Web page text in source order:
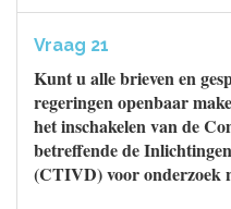
Vraag 21
Kunt u alle brieven en
regeringen openbaar
het inschakelen van de
betreffende de
(CTIVD) voor onderzoek